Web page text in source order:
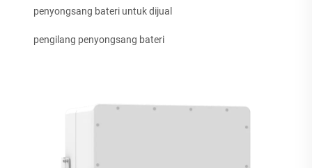
penyongsang bateri untuk dijual
pengilang penyongsang bateri